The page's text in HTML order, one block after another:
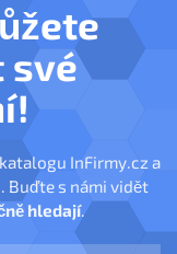
své
InFirmy.cz a
Buďte s námi vidět
hledají.